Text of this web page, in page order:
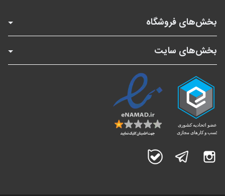
بخش‌های فروشگاه
بخش‌های سایت
اینستاگرام تلگرام